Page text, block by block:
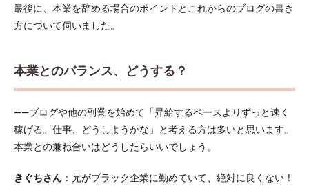
最後に、本業を辞める場合のポイントとこれからのブログの書き
方について伺いました。
本業とのバランス、どうする？
――ブログや他の副業を始めて「昇給するペースよりずっと速く
稼げる。仕事、どうしようかな」と考える方は多いと思います。
本業との兼ね合いはどうしたらいいでしょう。
きぐちさん ：兄がブラック企業に勤めていて、絶対に良くない！